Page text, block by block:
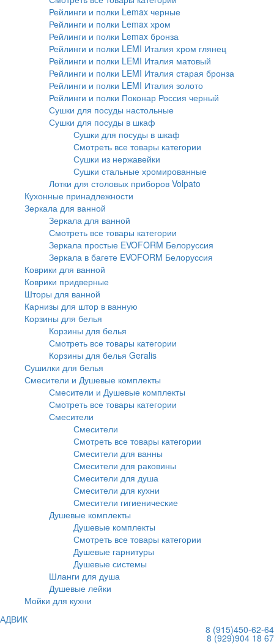
Рейлинги и полки Lemax черные
Рейлинги и полки Lemax хром
Рейлинги и полки Lemax бронза
Рейлинги и полки LEMI Италия хром глянец
Рейлинги и полки LEMI Италия матовый
Рейлинги и полки LEMI Италия старая бронза
Рейлинги и полки LEMI Италия золото
Рейлинги и полки Поконар Россия черный
Сушки для посуды настольные
Сушки для посуды в шкаф
Сушки для посуды в шкаф
Смотреть все товары категории
Сушки из нержавейки
Сушки стальные хромированные
Лотки для столовых приборов Volpato
Кухонные принадлежности
Зеркала для ванной
Зеркала для ванной
Смотреть все товары категории
Зеркала простые EVOFORM Белоруссия
Зеркала в багете EVOFORM Белоруссия
Коврики для ванной
Коврики придверные
Шторы для ванной
Карнизы для штор в ванную
Корзины для белья
Корзины для белья
Смотреть все товары категории
Корзины для белья Geralis
Сушилки для белья
Смесители и Душевые комплекты
Смесители и Душевые комплекты
Смотреть все товары категории
Смесители
Смесители
Смотреть все товары категории
Смесители для ванны
Смесители для раковины
Смесители для душа
Смесители для кухни
Смесители гигиенические
Душевые комплекты
Душевые комплекты
Смотреть все товары категории
Душевые гарнитуры
Душевые системы
Шланги для душа
Душевые лейки
Мойки для кухни
АДВИК
8 (915)450-62-64
8 (929)904 18 67